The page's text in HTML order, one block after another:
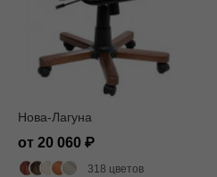
Нова-Лагуна
от 20 060
318 цветов